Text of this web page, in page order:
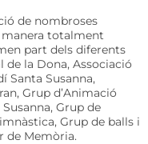
de nombroses
manera totalment
part dels diferents
la Dona, Associació
Santa Susanna,
Grup d’Animació
Grup de
Grup de balls i
de Memòria.